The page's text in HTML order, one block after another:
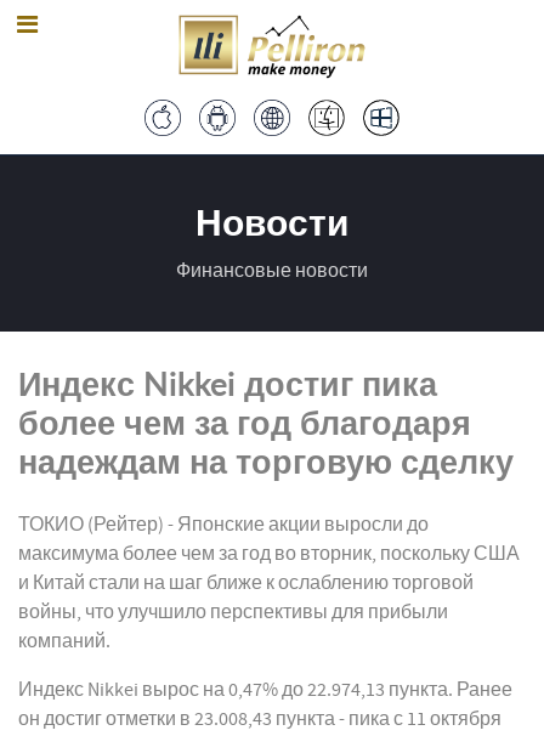
Новости
Финансовые новости
Индекс Nikkei достиг пика
более чем за год благодаря
надеждам на торговую сделку
ТОКИО (Рейтер) - Японские акции выросли до
максимума более чем за год во вторник, поскольку США
и Китай стали на шаг ближе к ослаблению торговой
войны, что улучшило перспективы для прибыли
компаний.
Индекс Nikkei вырос на 0,47% до 22.974,13 пункта. Ранее
он достиг отметки в 23.008,43 пункта - пика с 11 октября